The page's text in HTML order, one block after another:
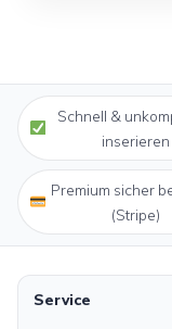
ger-allrounder-
stelle-auf-
über
langfristige
more</a>
Schnell &
inserieren
Premium sicher
(Stripe)
Service